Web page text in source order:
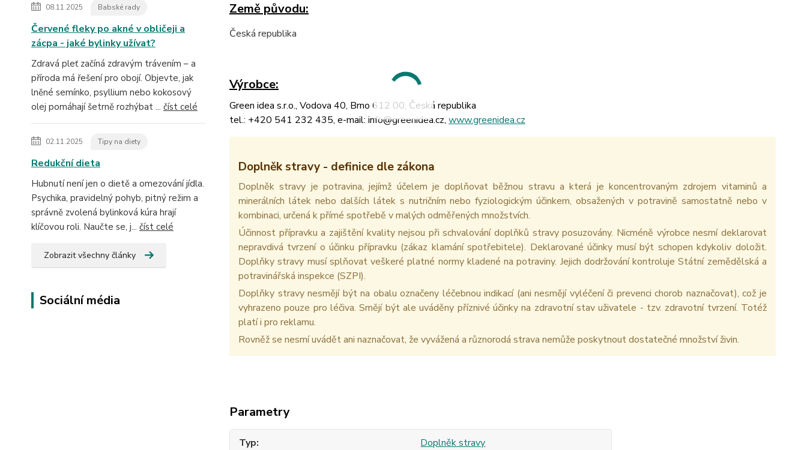
08.11.2025 Babské rady
Červené fleky po akné v obličeji a
zácpa - jaké bylinky užívat?
Zdravá pleť začíná zdravým trávením – a
příroda má řešení pro obojí. Objevte, jak
lněné semínko, psyllium nebo kokosový
olej pomáhají šetrně rozhýbat ... číst celé
02.11.2025 Tipy na diety
Redukční dieta
Hubnutí není jen o dietě a omezování jídla.
Psychika, pravidelný pohyb, pitný režim a
správně zvolená bylinková kúra hrají
klíčovou roli. Naučte se, j... číst celé
Zobrazit všechny články
Sociální média
Země původu:
Česká republika
Výrobce:
Green idea s.r.o., Vodova 40, Brno 612 00, Česká republika
tel.: +420 541 232 435, e-mail: info@greenidea.cz, www.greenidea.cz
Doplněk stravy - definice dle zákona
Doplněk stravy je potravina, jejímž účelem je doplňovat běžnou stravu a která je koncentrovaným zdrojem vitaminů a
minerálních látek nebo dalších látek s nutričním nebo fyziologickým účinkem, obsažených v potravině samostatně nebo v
kombinaci, určená k přímé spotřebě v malých odměřených množstvích.
Účinnost přípravku a zajištění kvality nejsou při schvalování doplňků stravy posuzovány. Nicméně výrobce nesmí deklarovat
nepravdivá tvrzení o účinku přípravku (zákaz klamání spotřebitele). Deklarované účinky musí být schopen kdykoliv doložit.
Doplňky stravy musí splňovat veškeré platné normy kladené na potraviny. Jejich dodržování kontroluje Státní zemědělská a
potravinářská inspekce (SZPI).
Doplňky stravy nesmějí být na obalu označeny léčebnou indikací (ani nesmějí vyléčení či prevenci chorob naznačovat), což je
vyhrazeno pouze pro léčiva. Smějí být ale uváděny příznivé účinky na zdravotní stav uživatele - tzv. zdravotní tvrzení. Totéž
platí i pro reklamu.
Rovněž se nesmí uvádět ani naznačovat, že vyvážená a různorodá strava nemůže poskytnout dostatečné množství živin.
Parametry
Typ
Doplněk stravy